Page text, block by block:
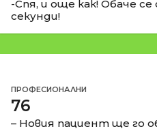
-Спя, и още как! Обаче се
секунди!
ПРОФЕСИОНАЛНИ
76
– Новия пациент ще го